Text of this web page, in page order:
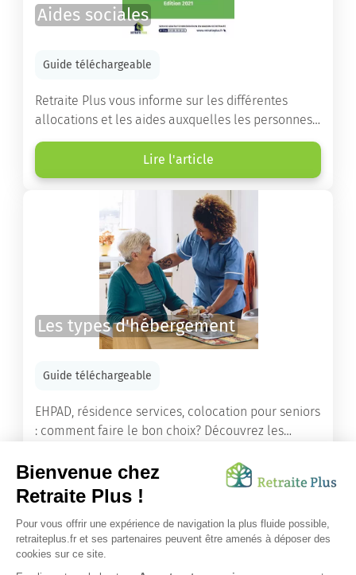
Aides sociales
Guide téléchargeable
Retraite Plus vous informe sur les différentes
allocations et les aides auxquelles les personnes
âgées ont droit pour financer un séjour en maison
de retraite ou un maintien à domicile.
Lire l'article
Les types d'hébergement
Guide téléchargeable
EHPAD, résidence services, colocation pour seniors
: comment faire le bon choix? Découvrez les
ainés.
Lire l'article
Vous avez besoin d’une aide de nos équipes ?